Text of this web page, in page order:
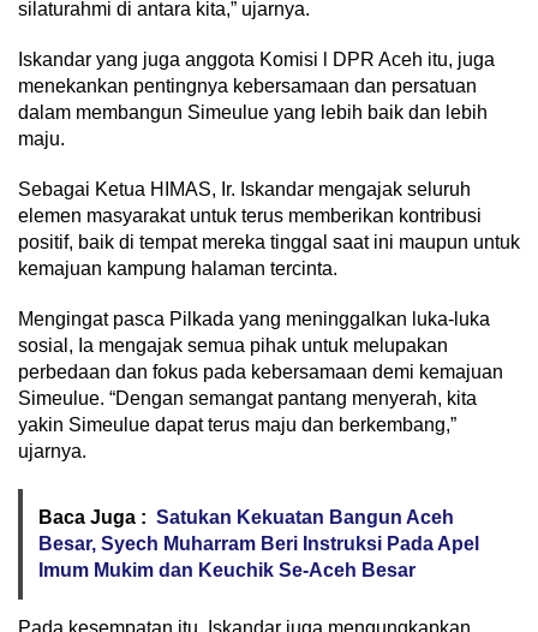
silaturahmi di antara kita,” ujarnya.
Iskandar yang juga anggota Komisi l DPR Aceh itu, juga
menekankan pentingnya kebersamaan dan persatuan
dalam membangun Simeulue yang lebih baik dan lebih
maju.
Sebagai Ketua HIMAS, Ir. Iskandar mengajak seluruh
elemen masyarakat untuk terus memberikan kontribusi
positif, baik di tempat mereka tinggal saat ini maupun untuk
kemajuan kampung halaman tercinta.
Mengingat pasca Pilkada yang meninggalkan luka-luka
sosial, Ia mengajak semua pihak untuk melupakan
perbedaan dan fokus pada kebersamaan demi kemajuan
Simeulue. “Dengan semangat pantang menyerah, kita
yakin Simeulue dapat terus maju dan berkembang,”
ujarnya.
Baca Juga : Satukan Kekuatan Bangun Aceh
Besar, Syech Muharram Beri Instruksi Pada Apel
Imum Mukim dan Keuchik Se-Aceh Besar